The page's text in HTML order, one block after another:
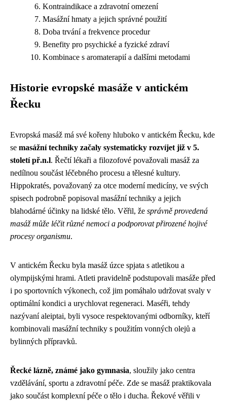
Kontraindikace a zdravotní omezení
Masážní hmaty a jejich správné použití
Doba trvání a frekvence procedur
Benefity pro psychické a fyzické zdraví
Kombinace s aromaterapií a dalšími metodami
Historie evropské masáže v antickém
Řecku
Evropská masáž má své kořeny hluboko v antickém Řecku, kde
se masážní techniky začaly systematicky rozvíjet již v 5.
století př.n.l. Řečtí lékaři a filozofové považovali masáž za
nedílnou součást léčebného procesu a tělesné kultury.
Hippokratés, považovaný za otce moderní medicíny, ve svých
spisech podrobně popisoval masážní techniky a jejich
blahodárné účinky na lidské tělo. Věřil, že správně provedená
masáž může léčit různé nemoci a podporovat přirozené hojivé
procesy organismu.
V antickém Řecku byla masáž úzce spjata s atletikou a
olympijskými hrami. Atleti pravidelně podstupovali masáže před
i po sportovních výkonech, což jim pomáhalo udržovat svaly v
optimální kondici a urychlovat regeneraci. Maséři, tehdy
nazývaní aleiptai, byli vysoce respektovanými odborníky, kteří
kombinovali masážní techniky s použitím vonných olejů a
bylinných přípravků.
Řecké lázně, známé jako gymnasia, sloužily jako centra
vzdělávání, sportu a zdravotní péče. Zde se masáž praktikovala
jako součást komplexní péče o tělo i ducha. Řekové věřili v